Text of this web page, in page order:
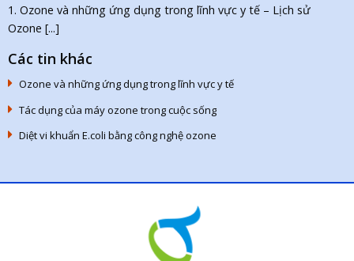
1. Ozone và những ứng dụng trong lĩnh vực y tế – Lịch sử
Ozone [...]
Các tin khác
Ozone và những ứng dụng trong lĩnh vực y tế
Tác dụng của máy ozone trong cuộc sống
Diệt vi khuẩn E.coli bằng công nghệ ozone